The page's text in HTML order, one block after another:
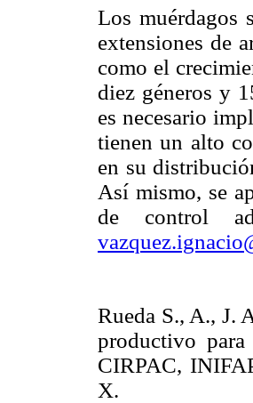
Los muérdagos
extensiones de
como el
diez géneros y
es necesario
tienen un alto
en su
Así mismo, se
de control
Rueda S., A., J.
productivo
CIRPAC,
X.